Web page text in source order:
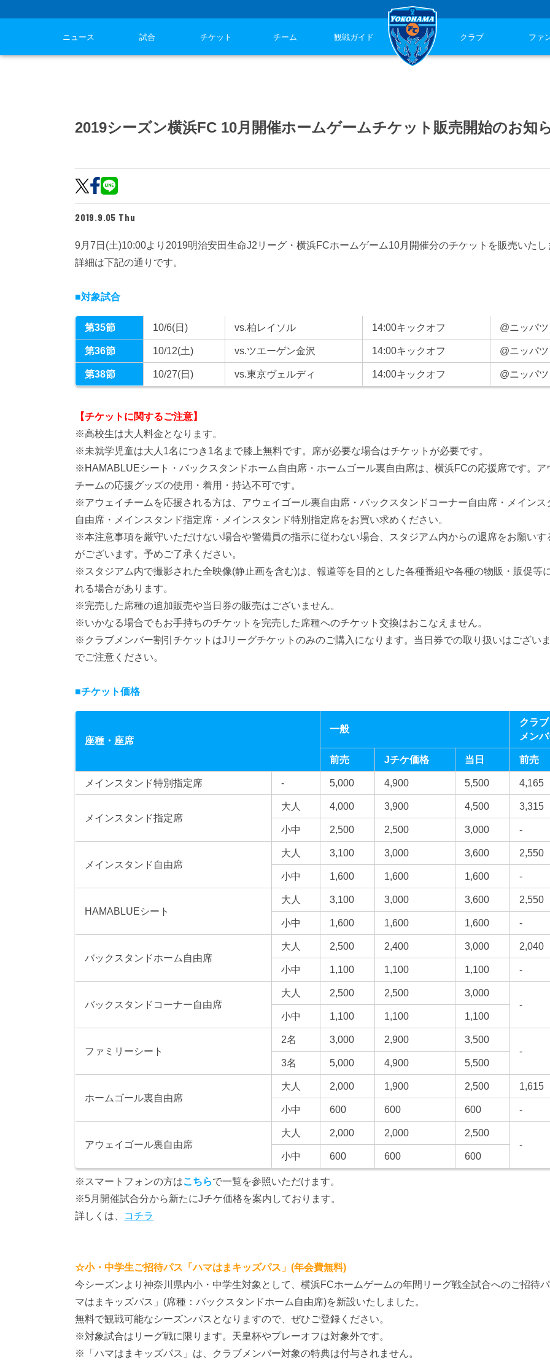
ニュース 試合 チケット チーム 観戦ガイド クラブ ファ
2019シーズン横浜FC 10月開催ホームゲームチケット販売開始のお知
2019.9.05 Thu
9月7日(土)10:00より2019明治安田生命J2リーグ・横浜FCホームゲーム10月開催分のチケットを販売いたし
詳細は下記の通りです。
■対象試合
第35節 10/6(日) vs.柏レイソル 14:00キックオフ @ニッパツ
第36節 10/12(土) vs.ツエーゲン金沢 14:00キックオフ @ニッパツ
第38節 10/27(日) vs.東京ヴェルディ 14:00キックオフ @ニッパツ
【チケットに関するご注意】
※高校生は大人料金となります。
※未就学児童は大人1名につき1名まで膝上無料です。席が必要な場合はチケットが必要です。
※HAMABLUEシート・バックスタンドホーム自由席・ホームゴール裏自由席は、横浜FCの応援席です。ア
チームの応援グッズの使用・着用・持込不可です。
※アウェイチームを応援される方は、アウェイゴール裏自由席・バックスタンドコーナー自由席・メインス
自由席・メインスタンド指定席・メインスタンド特別指定席をお買い求めください。
※本注意事項を厳守いただけない場合や警備員の指示に従わない場合、スタジアム内からの退席をお願いす
がございます。予めご了承ください。
※スタジアム内で撮影された全映像(静止画を含む)は、報道等を目的とした各種番組や各種の物販・販促等
れる場合があります。
※完売した席種の追加販売や当日券の販売はございません。
※いかなる場合でもお手持ちのチケットを完売した席種へのチケット交換はおこなえません。
※クラブメンバー割引チケットはJリーグチケットのみのご購入になります。当日券での取り扱いはござい
でご注意ください。
■チケット価格
座種・座席
一般
クラブ
メン
前売 Jチケ価格 当日 前売
メインスタンド特別指定席 - 5,000 4,900 5,500 4,165
メインスタンド指定席
大人 4,000 3,900 4,500 3,315
小中 2,500 2,500 3,000 -
メインスタンド自由席
大人 3,100 3,000 3,600 2,550
小中 1,600 1,600 1,600 -
HAMABLUEシート
大人 3,100 3,000 3,600 2,550
小中 1,600 1,600 1,600 -
バックスタンドホーム自由席
大人 2,500 2,400 3,000 2,040
小中 1,100 1,100 1,100 -
バックスタンドコーナー自由席
大人 2,500 2,500
3,000
-
小中
1,100 1,100 1,100
ファミリーシート
2名 3,000 2,900
3,500
-
3名
5,000 4,900 5,500
ホームゴール裏自由席
大人 2,000 1,900 2,500 1,615
小中 600 600 600 -
アウェイゴール裏自由席
大人 2,000 2,000
2,500
-
小中
600 600 600
※スマートフォンの方はこちらで一覧を参照いただけます。
※5月開催試合分から新たにJチケ価格を案内しております。
詳しくは、
コチラ
☆小・中学生ご招待パス「ハマはまキッズパス」(年会費無料)
今シーズンより神奈川県内小・中学生対象として、横浜FCホームゲームの年間リーグ戦全試合へのご招待
マはまキッズパス」(席種：バックスタンドホーム自由席)を新設いたしました。
無料で観戦可能なシーズンパスとなりますので、ぜひご登録ください。
※対象試合はリーグ戦に限ります。天皇杯やプレーオフは対象外です。
※「ハマはまキッズパス」は、クラブメンバー対象の特典は付与されません。